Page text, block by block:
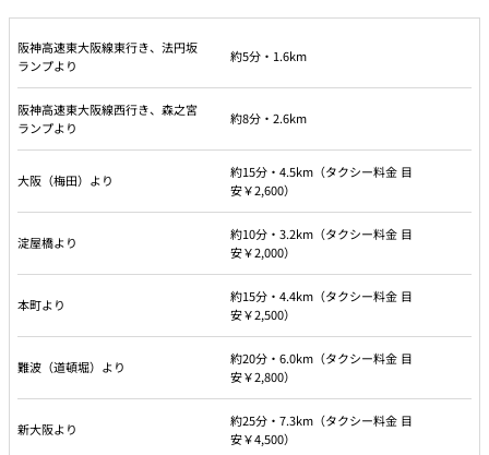
阪神高速東大阪線東行き、法円坂
ランプより
約5分・1.6km
阪神高速東大阪線西行き、森之宮
ランプより
約8分・2.6km
大阪（梅田）より
約15分・4.5km（タクシー料金 目
安￥2,600）
淀屋橋より
約10分・3.2km（タクシー料金 目
安￥2,000）
本町より
約15分・4.4km（タクシー料金 目
安￥2,500）
難波（道頓堀）より
約20分・6.0km（タクシー料金 目
安￥2,800）
新大阪より
約25分・7.3km（タクシー料金 目
安￥4,500）